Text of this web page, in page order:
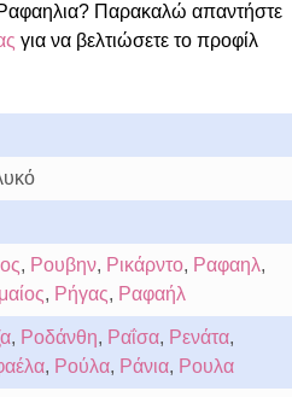
Παρακαλώ απαντήστε
για να βελτιώσετε το προφίλ
, Ρουβην, Ρικάρντο, Ραφαηλ,
, Ρήγας, Ραφαήλ
, Ροδάνθη, Ραΐσα, Ρενάτα,
, Ρούλα, Ράνια, Ρουλα